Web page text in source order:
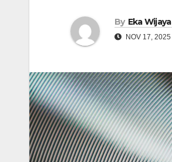
By Eka Wijaya
NOV 17, 2025